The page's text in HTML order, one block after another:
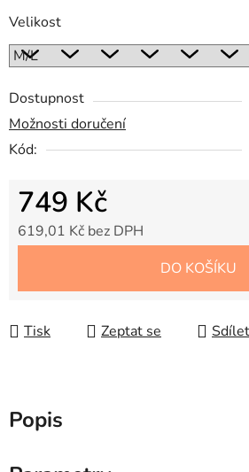
Velikost
Dostupnost
Možnosti doručení
Kód:
749 Kč
619,01 Kč bez DPH
DO KOŠÍKU
Tisk Zeptat se Sdílet
Popis